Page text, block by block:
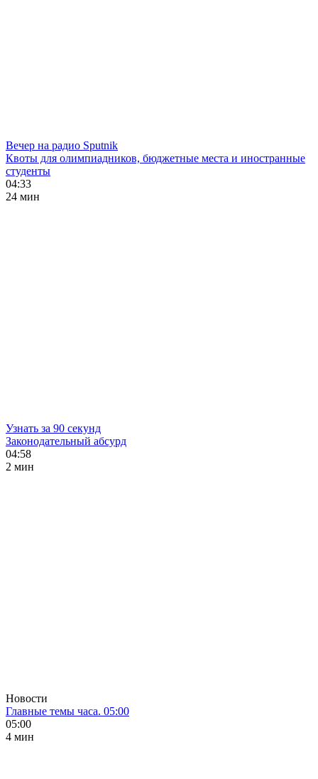
Вечер на радио Sputnik
Квоты для олимпиадников, бюджетные места и иностранные
студенты
04:33
24 мин
Узнать за 90 секунд
Законодательный абсурд
04:58
2 мин
Новости
Главные темы часа. 05:00
05:00
4 мин